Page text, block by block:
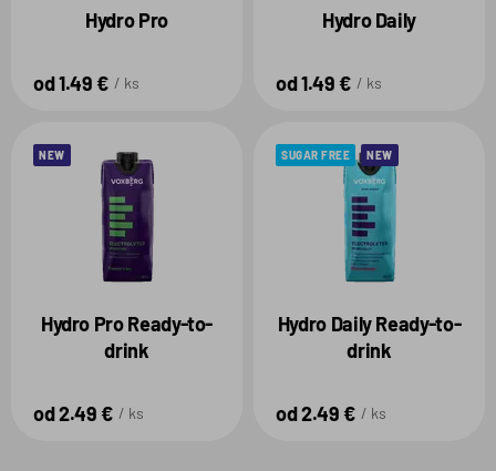
Hydro Pro
od 1.49 € ks
Hydro Daily
od 1.49 € ks
NEW
Hydro Pro Ready-to-
drink
od 2.49 € ks
SUGAR FREE NEW
Hydro Daily Ready-to-
drink
od 2.49 € ks